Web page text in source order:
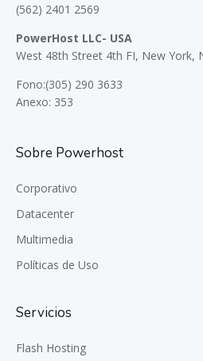
(562) 2401 2569
PowerHost LLC- USA
West 48th Street 4th FI, New York,
Fono:(305) 290 3633
Anexo: 353
Sobre Powerhost
Corporativo
Datacenter
Multimedia
Políticas de Uso
Servicios
Flash Hosting